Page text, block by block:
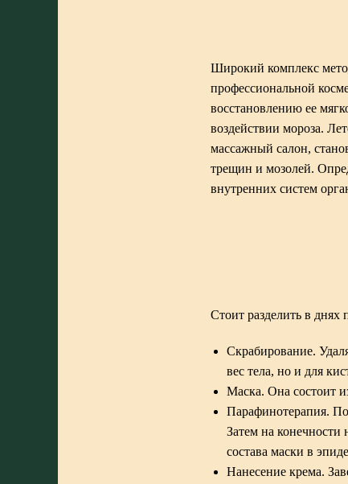
Широкий комплекс
профессиональной
восстановлению ее
воздействии мороза.
массажный салон,
трещин и мозолей.
внутренних систем
Стоит разделить в
Скрабирование.
вес тела, но и для
Маска. Она состоит
Парафинотерапия.
Затем на конечности
состава маски в
Нанесение крема.